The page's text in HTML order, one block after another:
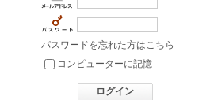
パスワードを忘れた方はこちら
コンピューターに記憶
ログイン